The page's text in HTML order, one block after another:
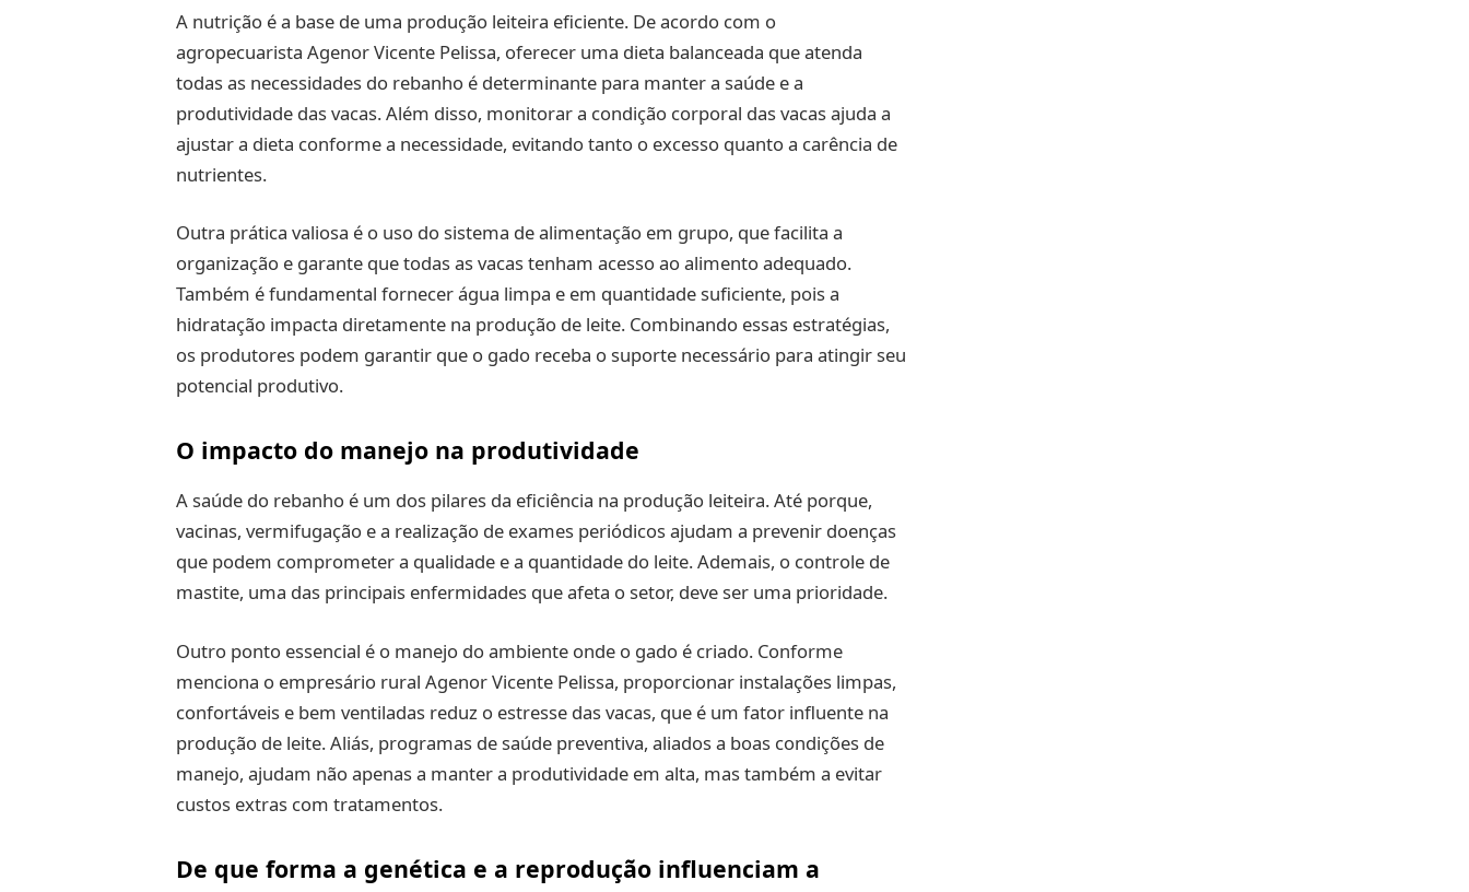
A nutrição é a base de uma produção leiteira eficiente. De acordo com o
agropecuarista Agenor Vicente Pelissa, oferecer uma dieta balanceada que atenda
todas as necessidades do rebanho é determinante para manter a saúde e a
produtividade das vacas. Além disso, monitorar a condição corporal das vacas ajuda a
ajustar a dieta conforme a necessidade, evitando tanto o excesso quanto a carência de
nutrientes.
Outra prática valiosa é o uso do sistema de alimentação em grupo, que facilita a
organização e garante que todas as vacas tenham acesso ao alimento adequado.
Também é fundamental fornecer água limpa e em quantidade suficiente, pois a
hidratação impacta diretamente na produção de leite. Combinando essas estratégias,
os produtores podem garantir que o gado receba o suporte necessário para atingir seu
potencial produtivo.
O impacto do manejo na produtividade
A saúde do rebanho é um dos pilares da eficiência na produção leiteira. Até porque,
vacinas, vermifugação e a realização de exames periódicos ajudam a prevenir doenças
que podem comprometer a qualidade e a quantidade do leite. Ademais, o controle de
mastite, uma das principais enfermidades que afeta o setor, deve ser uma prioridade.
Outro ponto essencial é o manejo do ambiente onde o gado é criado. Conforme
menciona o empresário rural Agenor Vicente Pelissa, proporcionar instalações limpas,
confortáveis e bem ventiladas reduz o estresse das vacas, que é um fator influente na
produção de leite. Aliás, programas de saúde preventiva, aliados a boas condições de
manejo, ajudam não apenas a manter a produtividade em alta, mas também a evitar
custos extras com tratamentos.
De que forma a genética e a reprodução influenciam a